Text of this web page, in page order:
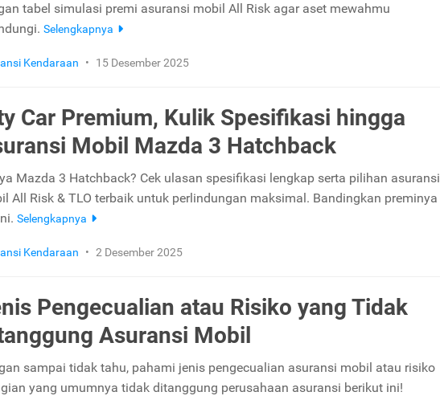
tabel simulasi premi asuransi mobil All Risk agar aset mewahmu
Selengkapnya
Kendaraan • 15 Desember 2025
Car Premium, Kulik Spesifikasi hingga
Mobil Mazda 3 Hatchback
Mazda 3 Hatchback? Cek ulasan spesifikasi lengkap serta pilihan asuransi
All Risk & TLO terbaik untuk perlindungan maksimal. Bandingkan preminya
Selengkapnya
Kendaraan • 2 Desember 2025
Pengecualian atau Risiko yang Tidak
Asuransi Mobil
sampai tidak tahu, pahami jenis pengecualian asuransi mobil atau risiko
yang umumnya tidak ditanggung perusahaan asuransi berikut ini!